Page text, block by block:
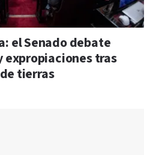
el Senado debate
expropiaciones tras
tierras